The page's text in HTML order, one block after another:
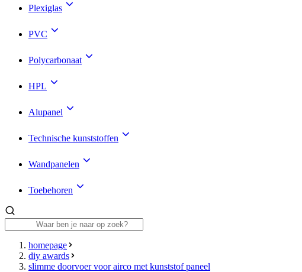
Plexiglas
PVC
Polycarbonaat
HPL
Alupanel
Technische kunststoffen
Wandpanelen
Toebehoren
homepage
diy awards
slimme doorvoer voor airco met kunststof paneel